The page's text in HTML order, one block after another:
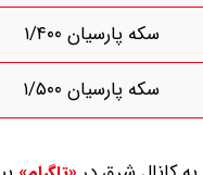
سکه پارسیان ۱/۴۰۰
سکه پارسیان ۱/۵۰۰